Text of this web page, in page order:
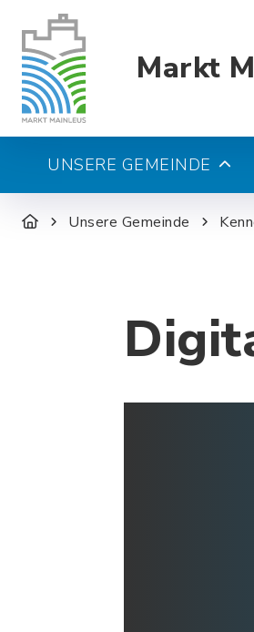
Markt
UNSERE GEMEINDE
Unsere Gemeinde